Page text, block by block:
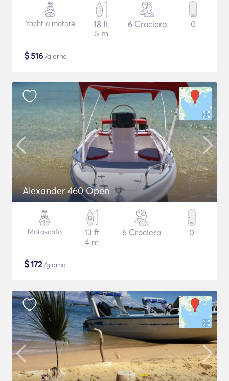
Yacht a motore
18 ft
5 m
6 Crociera 0
$516 /giorno
Alexander 460 Open
Motoscafo
13 ft
4 m
6 Crociera 0
$172/giorno